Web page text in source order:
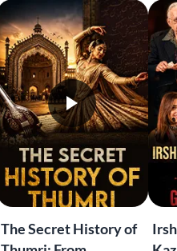
The Secret History of